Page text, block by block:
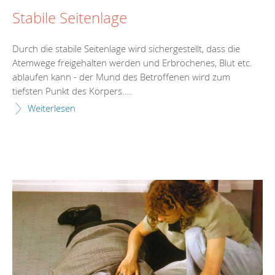
Stabile Seitenlage
Durch die stabile Seitenlage wird sichergestellt, dass die
Atemwege freigehalten werden und Erbrochenes, Blut etc.
ablaufen kann - der Mund des Betroffenen wird zum
tiefsten Punkt des Körpers....
Weiterlesen